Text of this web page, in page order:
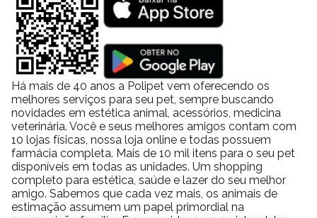
Há mais de 40 anos a Polipet vem oferecendo os
melhores serviços para seu pet, sempre buscando
novidades em estética animal, acessórios, medicina
veterinária. Você e seus melhores amigos contam com
10 lojas físicas, nossa loja online e todas possuem
farmácia completa. Mais de 10 mil itens para o seu pet
disponíveis em todas as unidades. Um shopping
completo para estética, saúde e lazer do seu melhor
amigo. Sabemos que cada vez mais, os animais de
estimação assumem um papel primordial na